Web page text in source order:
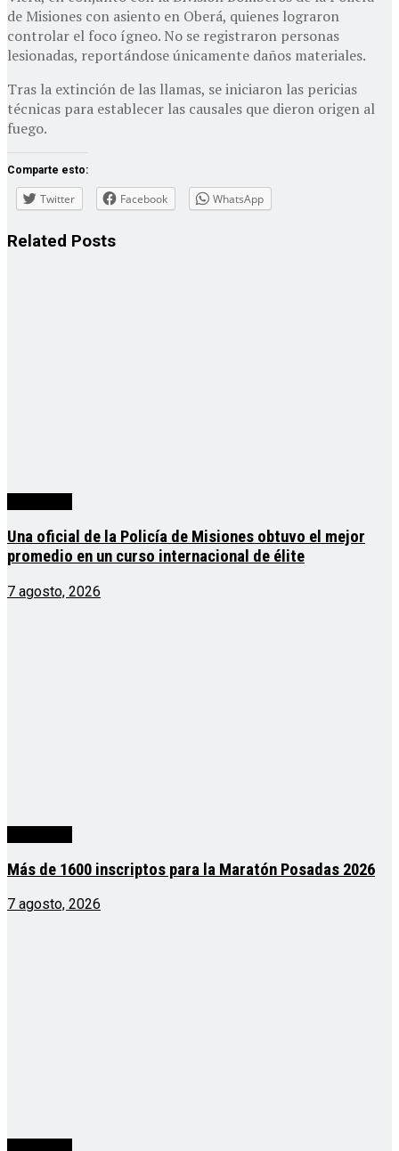
de Misiones con asiento en Oberá, quienes lograron
controlar el foco ígneo. No se registraron personas
lesionadas, reportándose únicamente daños materiales.
Tras la extinción de las llamas, se iniciaron las pericias
técnicas para establecer las causales que dieron origen al
fuego.
Comparte esto:
Twitter Facebook WhatsApp
Related Posts
Una oficial de la Policía de Misiones obtuvo el mejor
promedio en un curso internacional de élite
7 agosto, 2026
Más de 1600 inscriptos para la Maratón Posadas 2026
7 agosto, 2026